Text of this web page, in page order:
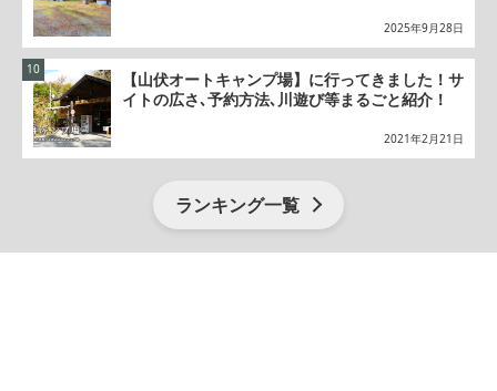
2025年9月28日
【山伏オートキャンプ場】に行ってきました！サ
イトの広さ､予約方法､川遊び等まるごと紹介！
2021年2月21日
ランキング一覧